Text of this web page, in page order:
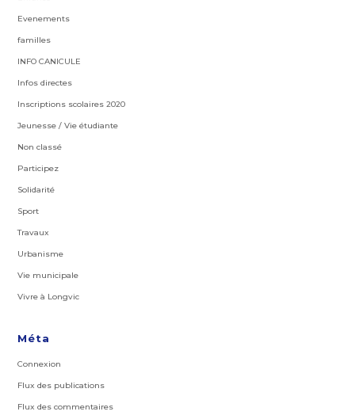
Evenements
familles
INFO CANICULE
Infos directes
Inscriptions scolaires 2020
Jeunesse / Vie étudiante
Non classé
Participez
Solidarité
Sport
Travaux
Urbanisme
Vie municipale
Vivre à Longvic
Méta
Connexion
Flux des publications
Flux des commentaires